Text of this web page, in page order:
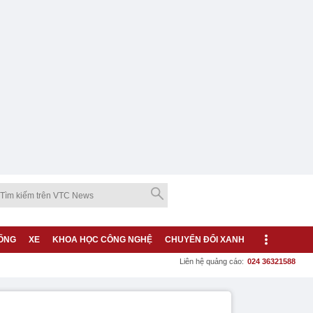
XE KHOA HỌC CÔNG NGHỆ CHUYỂN ĐỔI XANH
Liên hệ quảng cáo: 024 36321588